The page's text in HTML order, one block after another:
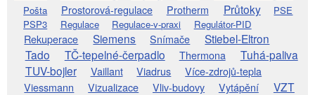
Pošta Prostorová-regulace Protherm Průtoky
PSE
PSP3
Regulace Regulace-v-praxi Regulátor-PID
Rekuperace Siemens Snímače
Stiebel-Eltron
Tado
TČ-tepelné-čerpadlo Thermona
Tuhá-paliva
TUV-bojler
Vaillant Viadrus
Více-zdrojů-tepla
Viessmann
Vizualizace Vliv-budovy Vytápění VZT